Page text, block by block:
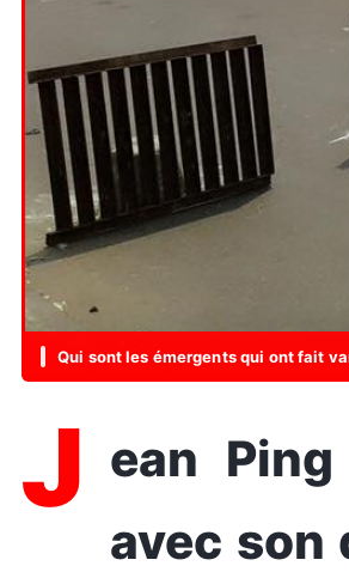
Qui sont les émergents qui ont fait
J ean Ping n’a décidément pas de chance
avec son